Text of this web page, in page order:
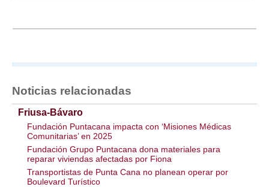
Noticias relacionadas
Friusa-Bávaro
Fundación Puntacana impacta con ‘Misiones Médicas
Comunitarias’ en 2025
Fundación Grupo Puntacana dona materiales para
reparar viviendas afectadas por Fiona
Transportistas de Punta Cana no planean operar por
Boulevard Turístico